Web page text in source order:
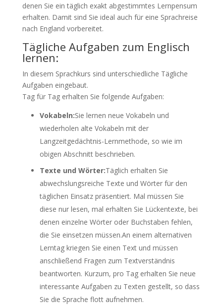
denen Sie ein täglich exakt abgestimmtes Lernpensum
erhalten. Damit sind Sie ideal auch für eine Sprachreise
nach England vorbereitet.
Tägliche Aufgaben zum Englisch
lernen:
In diesem Sprachkurs sind unterschiedliche Tägliche
Aufgaben eingebaut.
Tag für Tag erhalten Sie folgende Aufgaben:
Vokabeln:Sie lernen neue Vokabeln und
wiederholen alte Vokabeln mit der
Langzeitgedächtnis-Lernmethode, so wie im
obigen Abschnitt beschrieben.
Texte und Wörter:Täglich erhalten Sie
abwechslungsreiche Texte und Wörter für den
täglichen Einsatz präsentiert. Mal müssen Sie
diese nur lesen, mal erhalten Sie Lückentexte, bei
denen einzelne Wörter oder Buchstaben fehlen,
die Sie einsetzen müssen.An einem alternativen
Lerntag kriegen Sie einen Text und müssen
anschließend Fragen zum Textverständnis
beantworten. Kurzum, pro Tag erhalten Sie neue
interessante Aufgaben zu Texten gestellt, so dass
Sie die Sprache flott aufnehmen.